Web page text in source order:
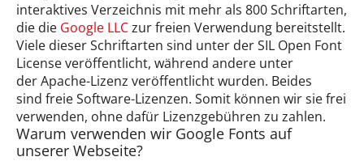
interaktives Verzeichnis mit mehr als 800 Schriftarten,
die die Google LLCzur freien Verwendung bereitstellt.
Viele dieser Schriftarten sind unter der SIL Open Font
License veröffentlicht, während andere unter
der Apache-Lizenz veröffentlicht wurden. Beides
sind freie Software-Lizenzen. Somit können wir sie frei
verwenden, ohne dafür Lizenzgebühren zu zahlen.
Warum verwenden wir Google Fonts auf
unserer Webseite?